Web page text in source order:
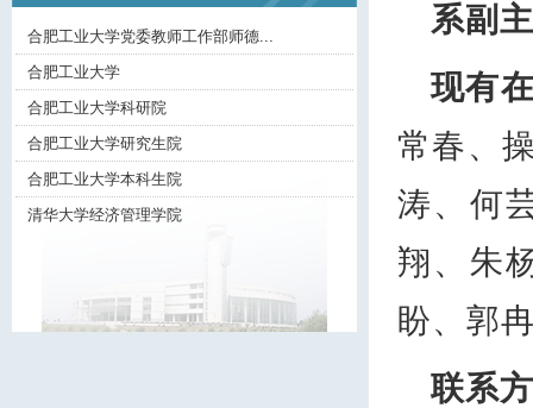
合肥工业大学党委教师工作部师德...
合肥工业大学
合肥工业大学科研院
合肥工业大学研究生院
合肥工业大学本科生院
清华大学经济管理学院
系副
现有
常春、
涛、何
翔、朱
盼、郭
联系